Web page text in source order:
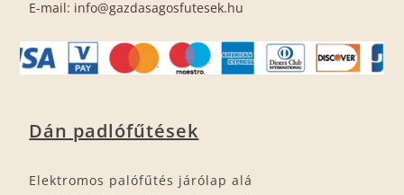
E-mail: info@gazdasagosfutesek.hu
Dán padlófűtések
Elektromos palófűtés járólap alá